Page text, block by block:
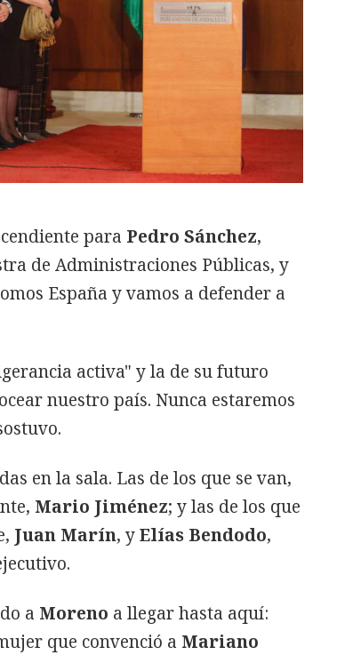
para Pedro Sánchez,
de Administraciones Públicas, y
España y vamos a defender a
activa" y la de su futuro
nuestro país. Nunca estaremos
en la sala. Las de los que se van,
Mario Jiménez; y las de los que
Juan Marín, yElías Bendodo,
a Moreno a llegar hasta aquí:
que convenció a Mariano